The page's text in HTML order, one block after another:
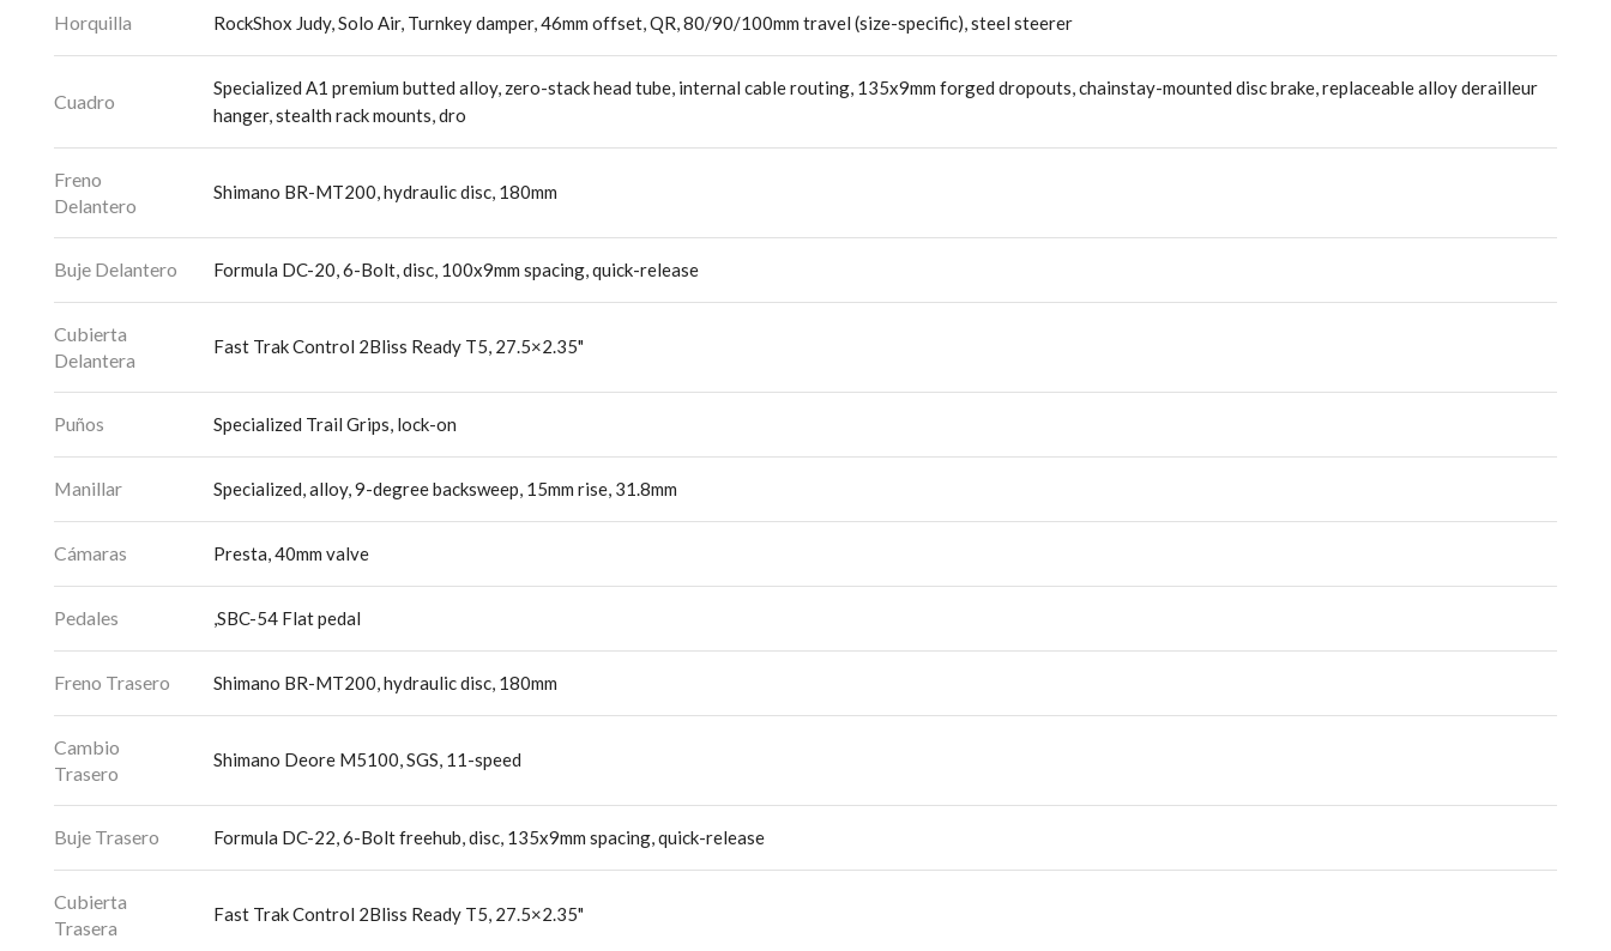
Horquilla RockShox Judy, Solo Air, Turnkey damper, 46mm offset, QR, 80/90/100mm travel (size-specific), steel steerer
Cuadro
Specialized A1 premium butted alloy, zero-stack head tube, internal cable routing, 135x9mm forged dropouts, chainstay-mounted disc brake, replaceable alloy derailleur
hanger, stealth rack mounts, dro
Freno
Delantero
Shimano BR-MT200, hydraulic disc, 180mm
Buje Delantero Formula DC-20, 6-Bolt, disc, 100x9mm spacing, quick-release
Cubierta
Delantera
Fast Trak Control 2Bliss Ready T5, 27.5×2.35"
Puños Specialized Trail Grips, lock-on
Manillar Specialized, alloy, 9-degree backsweep, 15mm rise, 31.8mm
Cámaras Presta, 40mm valve
Pedales ,SBC-54 Flat pedal
Freno Trasero Shimano BR-MT200, hydraulic disc, 180mm
Cambio
Trasero
Shimano Deore M5100, SGS, 11-speed
Buje Trasero Formula DC-22, 6-Bolt freehub, disc, 135x9mm spacing, quick-release
Cubierta
Trasera
Fast Trak Control 2Bliss Ready T5, 27.5×2.35"